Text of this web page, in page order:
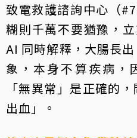
致電救護諮詢中心（
糊則千萬不要猶豫，
AI 同時解釋，大腸長
象，本身不算疾病，
「無異常」是正確的
出血」。